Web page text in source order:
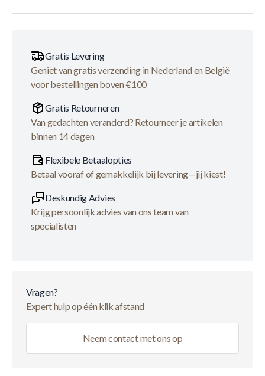
Gratis Levering
Geniet van gratis verzending in Nederland en België
voor bestellingen boven €100
Gratis Retourneren
Van gedachten veranderd? Retourneer je artikelen
binnen 14 dagen
Flexibele Betaalopties
Betaal vooraf of gemakkelijk bij levering—jij kiest!
Deskundig Advies
Krijg persoonlijk advies van ons team van
specialisten
Vragen?
Expert hulp op één klik afstand
Neem contact met ons op